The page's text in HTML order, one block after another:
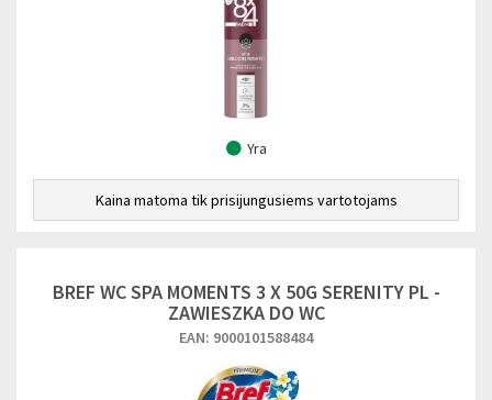
Yra
Kaina matoma tik prisijungusiems vartotojams
BREF WC SPA MOMENTS 3 X 50G SERENITY PL -
ZAWIESZKA DO WC
EAN: 9000101588484